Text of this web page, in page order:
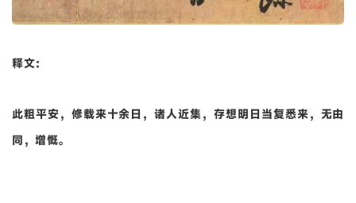
释文：
此粗平安，修载来十余日，诸人近集，存想明日当复悉来，无由
同，增慨。